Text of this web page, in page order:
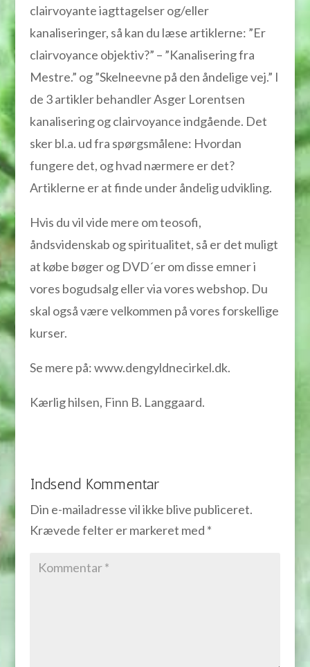
clairvoyante iagttagelser og/eller
kanaliseringer, så kan du læse artiklerne: ”Er
clairvoyance objektiv?” – ”Kanalisering fra
Mestre.” og ”Skelneevne på den åndelige vej.” I
de 3 artikler behandler Asger Lorentsen
kanalisering og clairvoyance indgående. Det
sker bl.a. ud fra spørgsmålene: Hvordan
fungere det, og hvad nærmere er det?
Artiklerne er at finde under åndelig udvikling.
Hvis du vil vide mere om teosofi,
åndsvidenskab og spiritualitet, så er det muligt
at købe bøger og DVD´er om disse emner i
vores bogudsalg eller via vores webshop. Du
skal også være velkommen på vores forskellige
kurser.
Se mere på: www.dengyldnecirkel.dk.
Kærlig hilsen, Finn B. Langgaard.
Indsend Kommentar
Din e-mailadresse vil ikke blive publiceret.
Krævede felter er markeret med *